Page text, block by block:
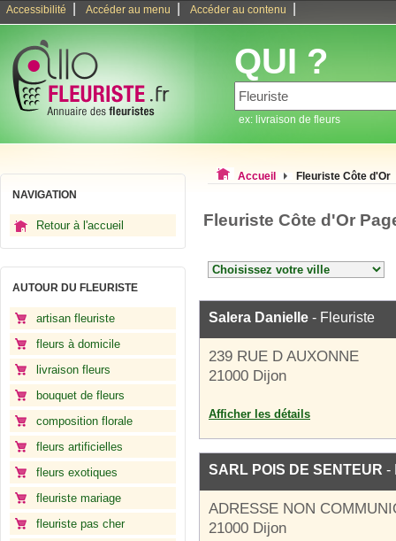
Accessibilité Accéder au menu Accéder au contenu
QUI ?
ex: livraison de fleurs
NAVIGATION
Retour à l'accueil
AUTOUR DU FLEURISTE
artisan fleuriste
fleurs à domicile
livraison fleurs
bouquet de fleurs
composition florale
fleurs artificielles
fleurs exotiques
fleuriste mariage
fleuriste pas cher
Accueil Fleuriste Côte d'Or
Fleuriste Côte d'Or
Salera Danielle - Fleuriste
239 RUE D AUXONNE
21000 Dijon
Afficher les détails
SARL POIS DE SENTEUR -
ADRESSE NON
21000 Dijon